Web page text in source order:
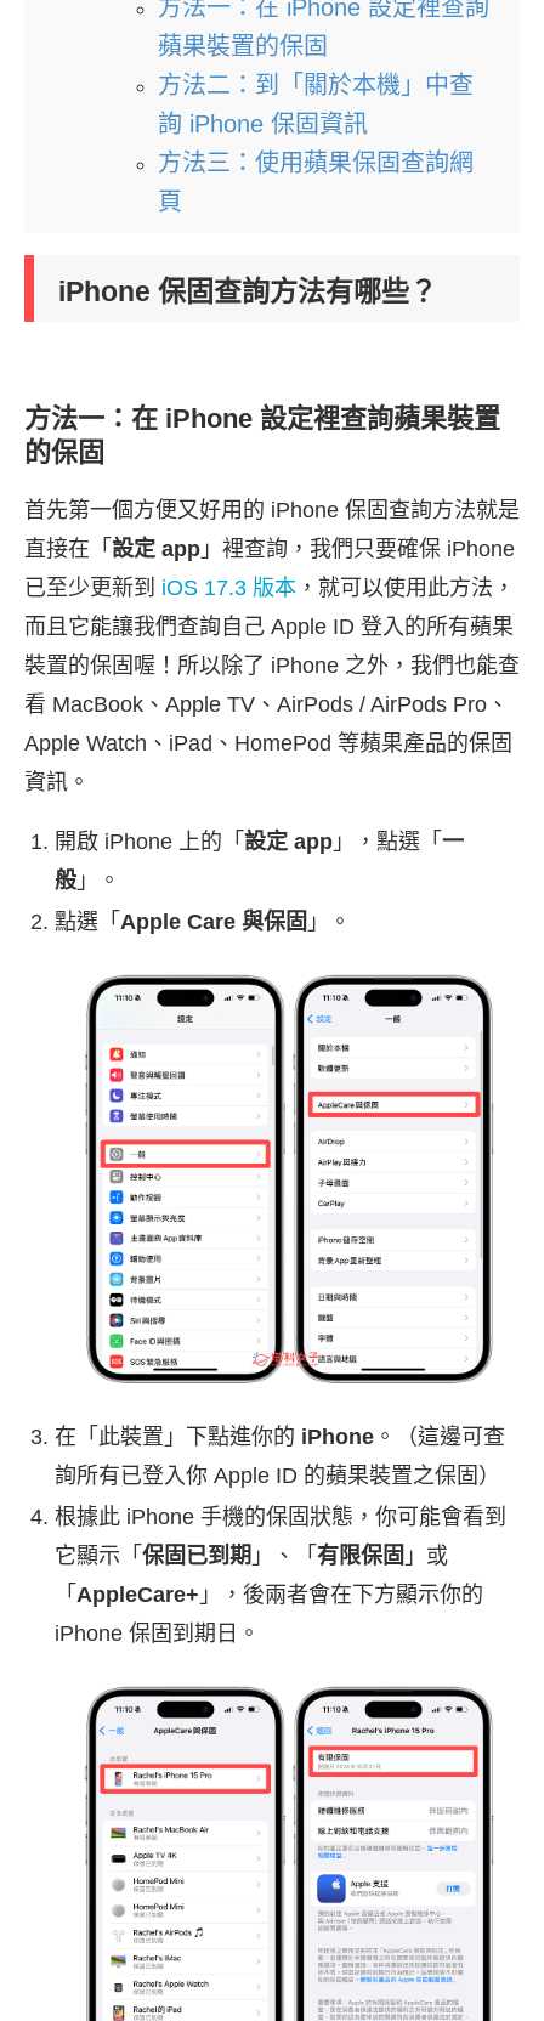
方法一：在 iPhone 設定裡查詢
蘋果裝置的保固
方法二：到「關於本機」中查
詢 iPhone 保固資訊
方法三：使用蘋果保固查詢網
頁
iPhone 保固查詢方法有哪些？
方法一：在 iPhone 設定裡查詢蘋果裝置
的保固
首先第一個方便又好用的 iPhone 保固查詢方法就是
直接在「 設定 app 」裡查詢，我們只要確保 iPhone
已至少更新到 iOS 17.3 版本 ，就可以使用此方法，
而且它能讓我們查詢自己 Apple ID 登入的所有蘋果
裝置的保固喔！所以除了 iPhone 之外，我們也能查
看 MacBook、Apple TV、AirPods / AirPods Pro、
Apple Watch、iPad、HomePod 等蘋果產品的保固
資訊。
開啟 iPhone 上的「 設定 app 」，點選「 一
般 」。
點選「 Apple Care 與保固 」。
在「此裝置」下點進你的 iPhone 。（這邊可查
詢所有已登入你 Apple ID 的蘋果裝置之保固）
根據此 iPhone 手機的保固狀態，你可能會看到
它顯示「 保固已到期 」、「 有限保固 」或
「 AppleCare+ 」，後兩者會在下方顯示你的
iPhone 保固到期日。